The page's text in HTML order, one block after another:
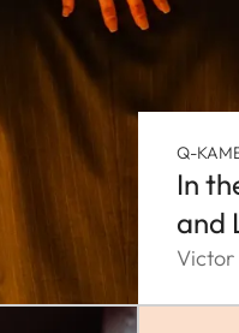
Q-
In
and
Victor